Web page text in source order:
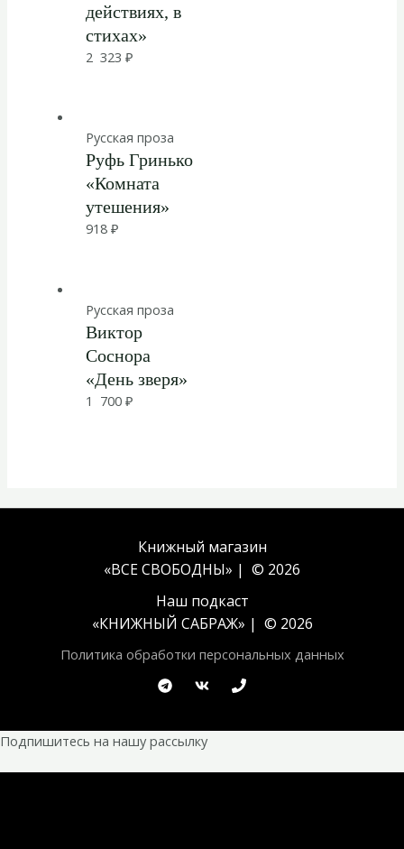
действиях, в
стихах»
2 323₽
Русская проза
Руфь Гринько
«Комната
утешения»
918₽
Русская проза
Виктор
Соснора
«День зверя»
1 700₽
Книжный магазин
«ВСЕ СВОБОДНЫ» | © 2026
Наш подкаст
«КНИЖНЫЙ САБРАЖ» | © 2026
Политика обработки персональных данных
Подпишитесь на нашу рассылку